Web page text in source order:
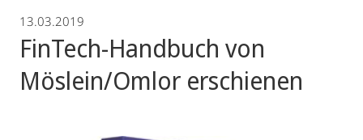
13.03.2019
FinTech-Handbuch von
Möslein/Omlor erschienen